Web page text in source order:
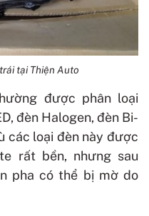
tại Thiện Auto
được phân loại
đèn Halogen, đèn Bi-
các loại đèn này được
rất bền, nhưng sau
pha có thể bị mờ do